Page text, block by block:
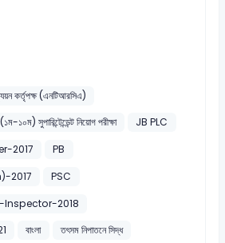
কর্তৃপক্ষ (এনটিআরসিএ)
১০ম) সুপারিন্টেন্ডেন্ট নিয়োগ পরীক্ষা
JB PLC
2017
PB
2017
PSC
Inspector-2018
বাংলা তৎসম নিপাতনে সিদ্ধ